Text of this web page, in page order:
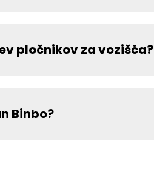
pločnikov za vozišča?
Binbo?